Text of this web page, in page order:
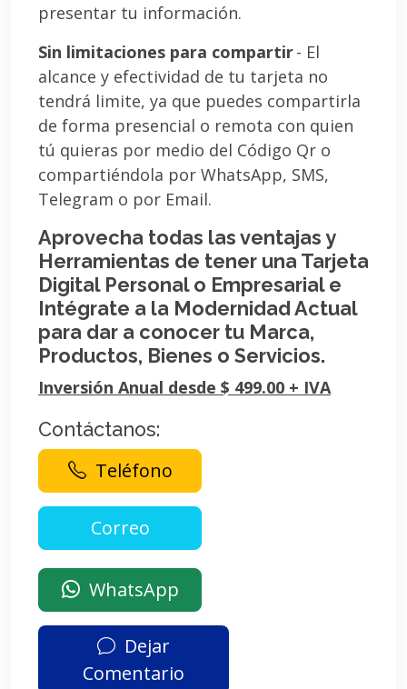
presentar tu información.
Sin limitaciones para compartir- El
alcance y efectividad de tu tarjeta no
tendrá limite, ya que puedes compartirla
de forma presencial o remota con quien
tú quieras por medio del Código Qr o
compartiéndola por WhatsApp, SMS,
Telegram o por Email.
Aprovecha todas las ventajas y
Herramientas de tener una Tarjeta
Digital Personal o Empresarial e
Intégrate a la Modernidad Actual
para dar a conocer tu Marca,
Productos, Bienes o Servicios.
Inversión Anual desde $ 499.00 + IVA
Contáctanos:
Teléfono
WhatsApp
Dejar
Comentario